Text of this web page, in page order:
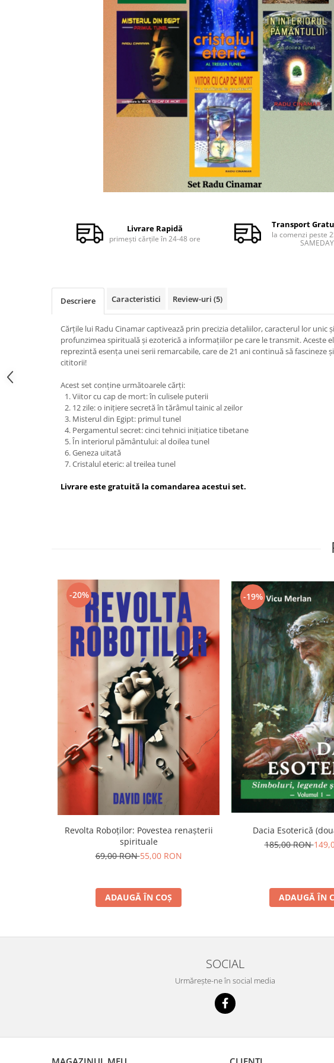
Relații de cuplu
Psihologie practică
Sexualitate
Lumea îngerilor
Seria Masaru Emoto
Inspiraţie divină
Vindecare spirituală
Facebook
Livrare Rapidă
primești cărțile în 24-48 ore
Transport
la comenzi peste
Descriere Caracteristici Review-uri (5)
Cărțile lui Radu Cinamar captivează prin precizia detaliilor, caracterul lor unic și
profunzimea spirituală și ezoterică a informațiilor pe care le transmit. Aceste
reprezintă esența unei serii remarcabile, care de 21 ani continuă să fascineze
cititorii!
Acest set conține următoarele cărți:
Viitor cu cap de mort: în culisele puterii
12 zile: o inițiere secretă în tărâmul tainic al zeilor
Misterul din Egipt: primul tunel
Pergamentul secret: cinci tehnici inițiatice tibetane
În interiorul pământului: al doilea tunel
Geneza uitată
Cristalul eteric: al treilea tunel
Livrare este gratuită la comandarea acestui set.
-20%
Revolta Roboților: Povestea renașterii
spirituale
69,00 RON55,00 RON
ADAUGĂ ÎN COȘ
-19%
Dacia Esoterică
185,00 RON
ADAUGĂ ÎN
SOCIAL
Urmărește-ne în social media